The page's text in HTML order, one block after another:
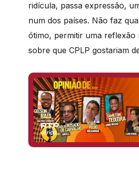
ridícula, passa expressão,
num dos países. Não faz
ótimo, permitir uma reflexão
sobre que CPLP gostariam